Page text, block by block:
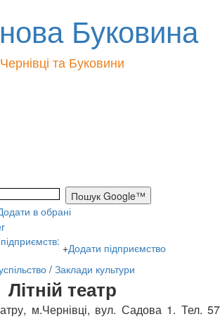
Буковина
та Буковини
в обрані
+Додати підприємство
/ Заклади культури
Літній театр
м.Чернівці, вул. Садова 1. Тел. 57